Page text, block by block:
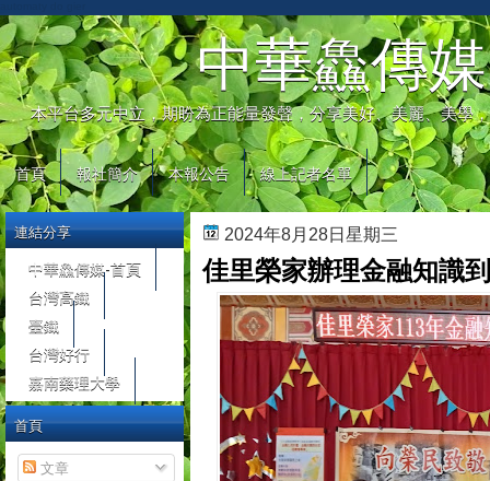
中華鱻傳媒
本平台多元中立，期盼為正能量發聲，分享美好、美麗、美學
首頁 報社簡介 本報公告 線上記者名單
2024年8月28日星期三
佳里榮家辦理金融知識
連結分享
中華鱻傳媒-首頁
台灣高鐵
臺鐵
台灣好行
嘉南藥理大學
首頁
文章